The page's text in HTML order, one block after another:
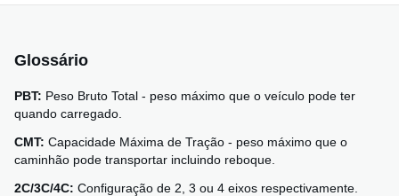
Glossário
PBT: Peso Bruto Total - peso máximo que o veículo pode ter
quando carregado.
CMT: Capacidade Máxima de Tração - peso máximo que o
caminhão pode transportar incluindo reboque.
2C/3C/4C: Configuração de 2, 3 ou 4 eixos respectivamente.